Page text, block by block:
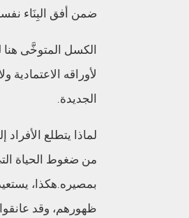
ضمن أفق البِنَاء
الكسل المتوخَّى هنا
لأوراقه الاعتمادية و
الجديدة.
لماذا يتطلع
من ضغوط الحياة
بمصيره.هكذا ،
ظهورهم، وقد